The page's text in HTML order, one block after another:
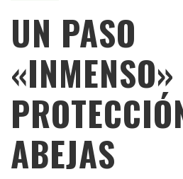
UN PASO
ABEJAS